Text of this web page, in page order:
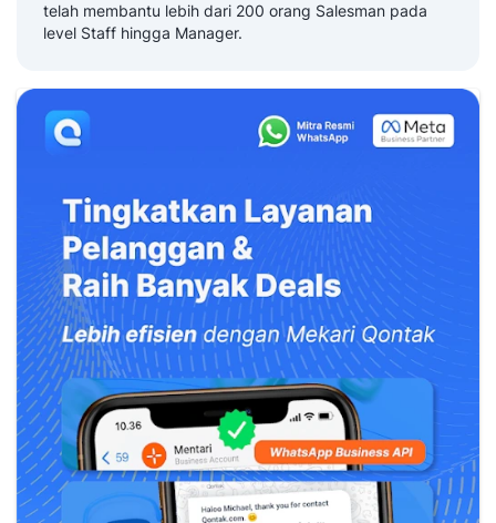
telah membantu lebih dari 200 orang Salesman pada
level Staff hingga Manager.